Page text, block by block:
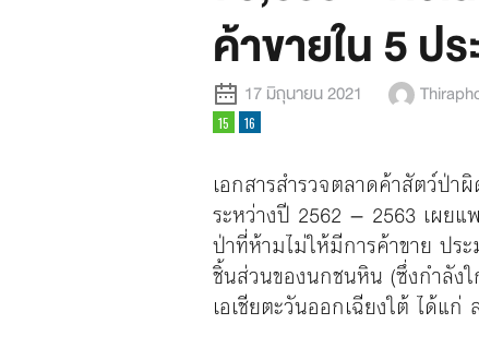
ค้าขายใน 5 ป
17 มิถุนายน 2021
เอกสารสำรวจตลาดค้าสัตว์ป่
ระหว่างปี 2562 – 2563 เผย
ป่าที่ห้ามไม่ให้มีการค้าขาย ปร
ชิ้นส่วนของนกชนหิน (ซึ่งกำลัง
เอเชียตะวันออกเฉียงใต้ ได้แ